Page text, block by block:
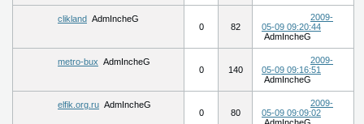
clikland AdmIncheG
0
82
2009-
05-09 09:20:44
AdmIncheG
metro-bux AdmIncheG
0
140
2009-
05-09 09:16:51
AdmIncheG
elfik.org.ru AdmIncheG
0
80
2009-
05-09 09:09:02